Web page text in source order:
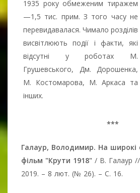
1935 року обмеженим тиражем
—1,5 тис. прим. З того часу не
перевидавалася. Чимало розділів
висвітлюють події і факти, які
відсутні у роботах М.
Грушевського, Дм. Дорошенка,
М. Костомарова, М. Аркаса та
інших.
***
Галаур, Володимир. На
фільм "Крути 1918" / В. Галаур //
2019. – 8 лют. (№ 26). – С. 16.